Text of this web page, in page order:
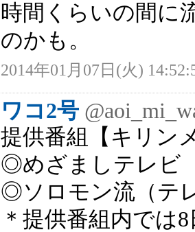
時間くらいの間に
のかも。
2014年01月07日(火)
ワコ2号
提供番組【キリン
◎めざましテレビ
◎ソロモン流（テ
＊提供番組内では